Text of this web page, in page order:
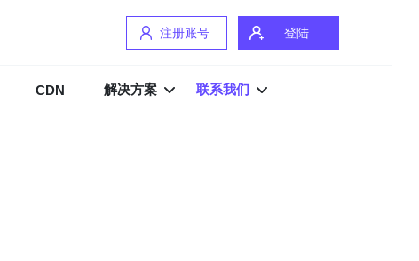
注册账号 登陆
CDN 解决方案 联系我们